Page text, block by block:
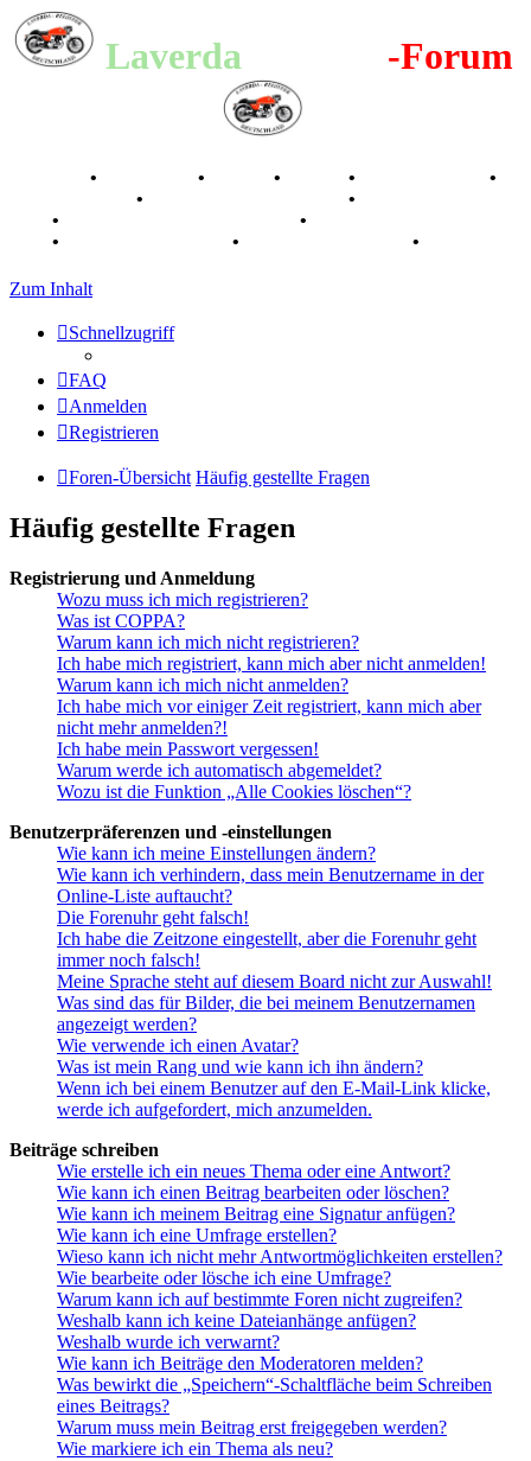
Laverda -Forum
• • • •
•
• •
• •
• • •
Zum Inhalt
Schnellzugriff
FAQ
Anmelden
Registrieren
Foren-Übersicht Häufig gestellte Fragen
Häufig gestellte Fragen
Registrierung und Anmeldung
Wozu muss ich mich registrieren?
Was ist COPPA?
Warum kann ich mich nicht registrieren?
Ich habe mich registriert, kann mich aber nicht anmelden!
Warum kann ich mich nicht anmelden?
Ich habe mich vor einiger Zeit registriert, kann mich aber
nicht mehr anmelden?!
Ich habe mein Passwort vergessen!
Warum werde ich automatisch abgemeldet?
Wozu ist die Funktion „Alle Cookies löschen“?
Benutzerpräferenzen und -einstellungen
Wie kann ich meine Einstellungen ändern?
Wie kann ich verhindern, dass mein Benutzername in der
Online-Liste auftaucht?
Die Forenuhr geht falsch!
Ich habe die Zeitzone eingestellt, aber die Forenuhr geht
immer noch falsch!
Meine Sprache steht auf diesem Board nicht zur Auswahl!
Was sind das für Bilder, die bei meinem Benutzernamen
angezeigt werden?
Wie verwende ich einen Avatar?
Was ist mein Rang und wie kann ich ihn ändern?
Wenn ich bei einem Benutzer auf den E-Mail-Link klicke,
werde ich aufgefordert, mich anzumelden.
Beiträge schreiben
Wie erstelle ich ein neues Thema oder eine Antwort?
Wie kann ich einen Beitrag bearbeiten oder löschen?
Wie kann ich meinem Beitrag eine Signatur anfügen?
Wie kann ich eine Umfrage erstellen?
Wieso kann ich nicht mehr Antwortmöglichkeiten erstellen?
Wie bearbeite oder lösche ich eine Umfrage?
Warum kann ich auf bestimmte Foren nicht zugreifen?
Weshalb kann ich keine Dateianhänge anfügen?
Weshalb wurde ich verwarnt?
Wie kann ich Beiträge den Moderatoren melden?
Was bewirkt die „Speichern“-Schaltfläche beim Schreiben
eines Beitrags?
Warum muss mein Beitrag erst freigegeben werden?
Wie markiere ich ein Thema als neu?